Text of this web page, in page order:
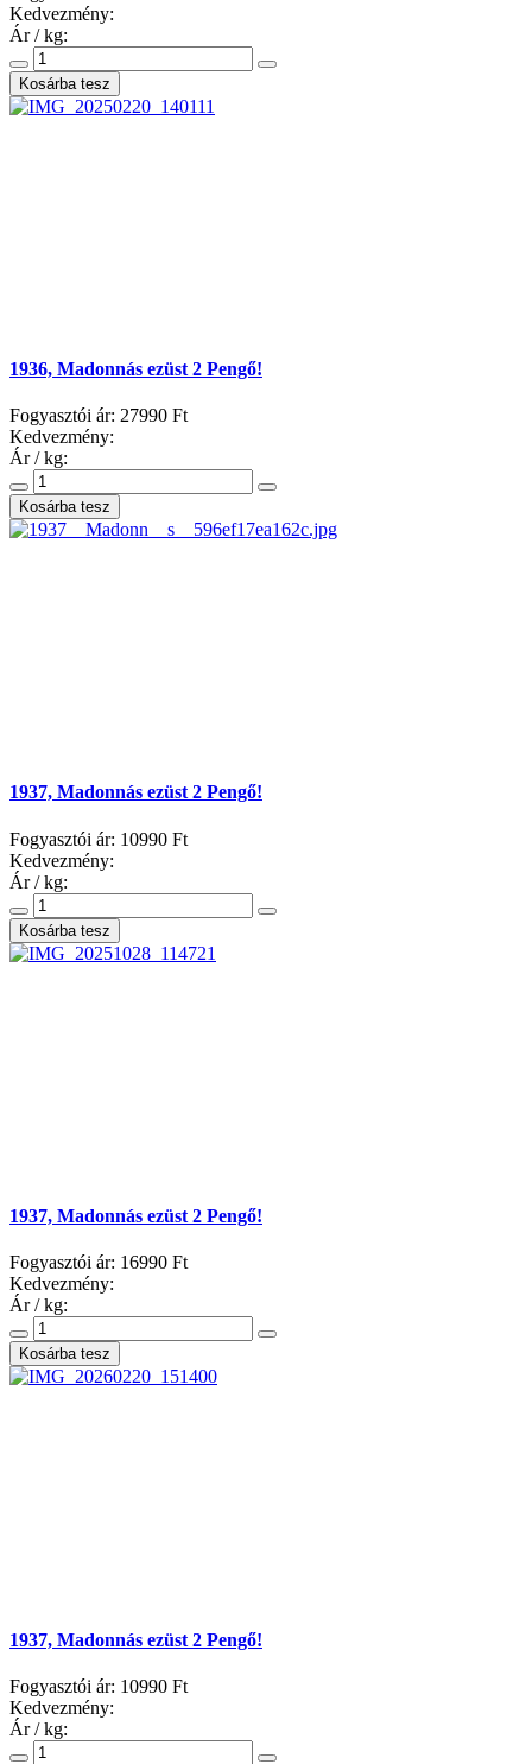
Kedvezmény:
Ár / kg:
1936, Madonnás ezüst 2 Pengő!
Fogyasztói ár: 27990 Ft
Kedvezmény:
Ár / kg:
1937, Madonnás ezüst 2 Pengő!
Fogyasztói ár: 10990 Ft
Kedvezmény:
Ár / kg:
1937, Madonnás ezüst 2 Pengő!
Fogyasztói ár: 16990 Ft
Kedvezmény:
Ár / kg:
1937, Madonnás ezüst 2 Pengő!
Fogyasztói ár: 10990 Ft
Kedvezmény:
Ár / kg: